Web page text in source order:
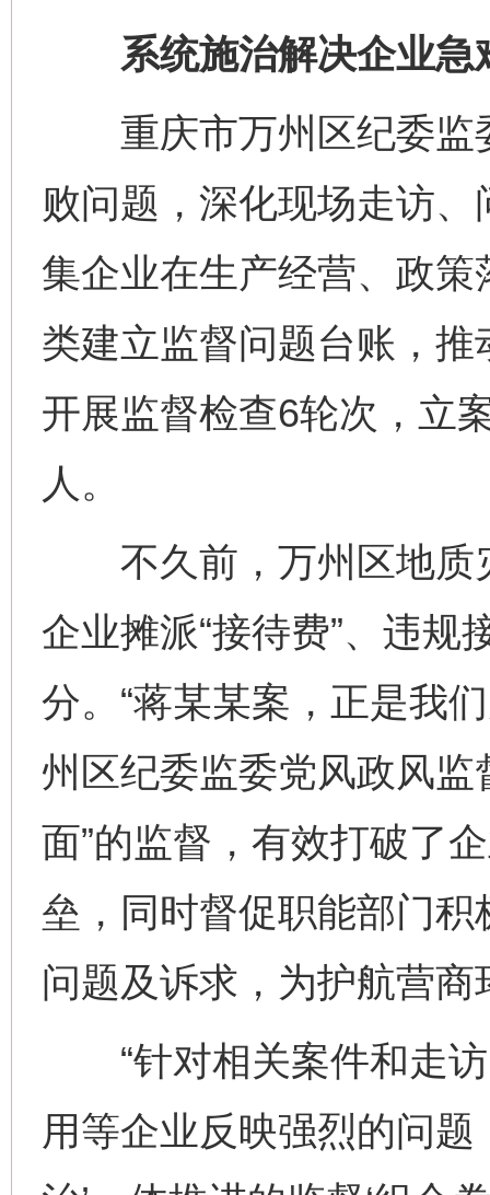
系统施治解决企业急
重庆市万州区纪委监
败问题，深化现场走访
集企业在生产经营、政
类建立监督问题台账，
开展监督检查6轮次，立
人。
不久前，万州区地质
企业摊派“接待费”、违规
分。“蒋某某案，正是我
州区纪委监委党风政风监
面”的监督，有效打破了
垒，同时督促职能部门
问题及诉求，为护航营
“针对相关案件和走访
用等企业反映强烈的问题